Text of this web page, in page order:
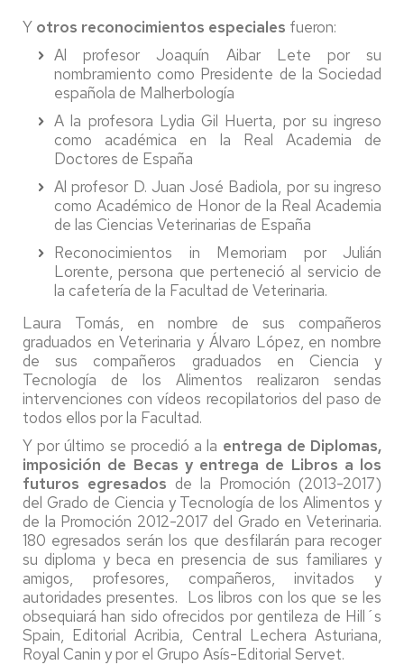
Y otros reconocimientos especiales fueron:
Al profesor Joaquín Aibar Lete por su
nombramiento como Presidente de la Sociedad
española de Malherbología
A la profesora Lydia Gil Huerta, por su ingreso
como académica en la Real Academia de
Doctores de España
Al profesor D. Juan José Badiola, por su ingreso
como Académico de Honor de la Real Academia
de las Ciencias Veterinarias de España
Reconocimientos in Memoriam por Julián
Lorente, persona que perteneció al servicio de
la cafetería de la Facultad de Veterinaria.
Laura Tomás, en nombre de sus compañeros
graduados en Veterinaria y Álvaro López, en nombre
de sus compañeros graduados en Ciencia y
Tecnología de los Alimentos realizaron sendas
intervenciones con vídeos recopilatorios del paso de
todos ellos por la Facultad.
Y por último se procedió a la entrega de Diplomas,
imposición de Becas y entrega de Libros a los
futuros egresados de la Promoción (2013-2017)
del Grado de Ciencia y Tecnología de los Alimentos y
de la Promoción 2012-2017 del Grado en Veterinaria.
180 egresados serán los que desfilarán para recoger
su diploma y beca en presencia de sus familiares y
amigos, profesores, compañeros, invitados y
autoridades presentes. Los libros con los que se les
obsequiará han sido ofrecidos por gentileza de Hill´s
Spain, Editorial Acribia, Central Lechera Asturiana,
Royal Canin y por el Grupo Asís-Editorial Servet.